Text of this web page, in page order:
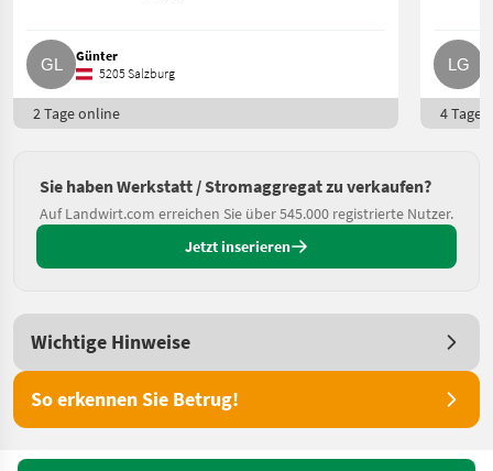
Günter
5205 Salzburg
2 Tage online 4 Tage
Sie haben Werkstatt / Stromaggregat zu verkaufen?
Auf Landwirt.com erreichen Sie über 545.000 registrierte Nutzer.
Jetzt inserieren
Wichtige Hinweise
So erkennen Sie Betrug!